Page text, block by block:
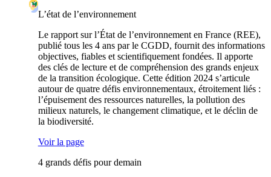
L’état de l’environnement
Le rapport sur l’État de l’environnement en France (REE),
publié tous les 4 ans par le CGDD, fournit des informations
objectives, fiables et scientifiquement fondées. Il apporte
des clés de lecture et de compréhension des grands enjeux
de la transition écologique. Cette édition 2024 s’articule
autour de quatre défis environnementaux, étroitement liés :
l’épuisement des ressources naturelles, la pollution des
milieux naturels, le changement climatique, et le déclin de
la biodiversité.
Voir la page
4 grands défis pour demain